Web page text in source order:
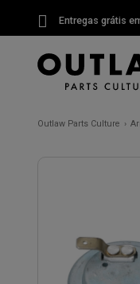
Entregas grátis
Outlaw Parts Culture